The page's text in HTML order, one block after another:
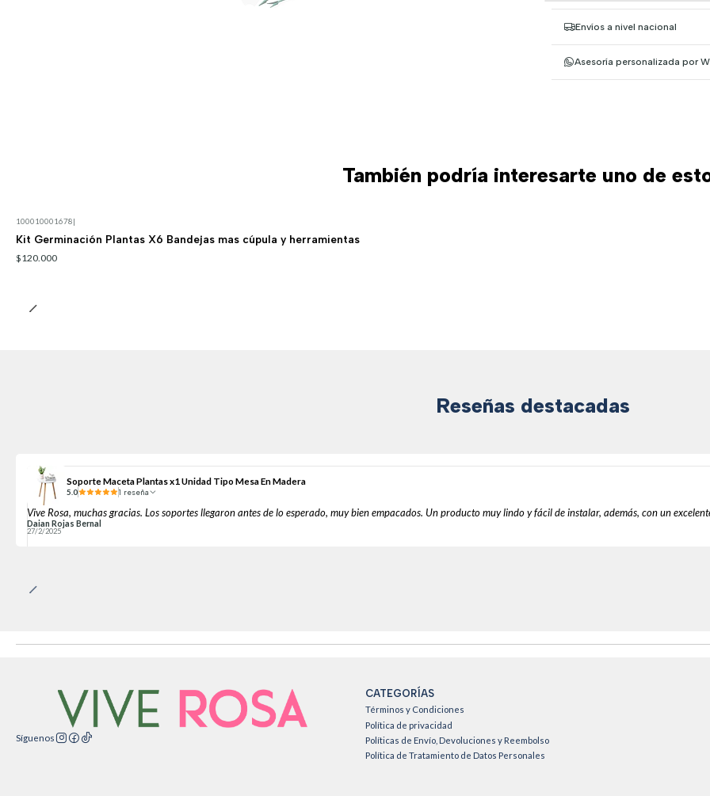
Envíos a nivel nacional
Asesoría personalizada por
También podría interesarte uno de
100010001678|
Kit Germinación Plantas X6 Bandejas mas cúpula y herramientas
$120.000
Reseñas destacadas
Soporte Maceta Plantas x1 Unidad Tipo Mesa En Madera
5.0 1 reseña
Vive Rosa, muchas gracias. Los soportes llegaron antes de lo esperado, muy bien empacados. Un producto muy lindo y fácil de instalar, además, con un
Daian Rojas Bernal
27/2/2025
Síguenos
CATEGORÍAS
Términos y Condiciones
Política de privacidad
Políticas de Envío, Devoluciones y Reembolso
Política de Tratamiento de Datos Personales